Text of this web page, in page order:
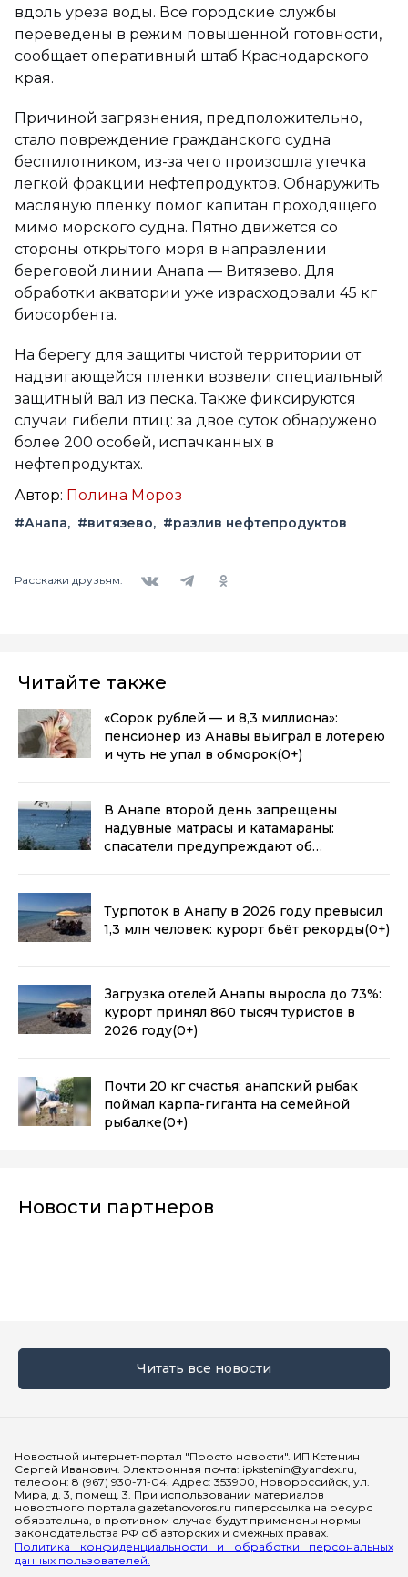
вдоль уреза воды. Все городские службы
переведены в режим повышенной готовности,
сообщает оперативный штаб Краснодарского
края.
Причиной загрязнения, предположительно,
стало повреждение гражданского судна
беспилотником, из-за чего произошла утечка
легкой фракции нефтепродуктов. Обнаружить
масляную пленку помог капитан проходящего
мимо морского судна. Пятно движется со
стороны открытого моря в направлении
береговой линии Анапа — Витязево. Для
обработки акватории уже израсходовали 45 кг
биосорбента.
На берегу для защиты чистой территории от
надвигающейся пленки возвели специальный
защитный вал из песка. Также фиксируются
случаи гибели птиц: за двое суток обнаружено
более 200 особей, испачканных в
нефтепродуктах.
Автор: Полина Мороз
#Анапа #витязево #разлив нефтепродуктов
Расскажи друзьям:
Читайте также
«Сорок рублей — и 8,3 миллиона»:
пенсионер из Анавы выиграл в лотерею
и чуть не упал в обморок(0+)
В Анапе второй день запрещены
надувные матрасы и катамараны:
спасатели предупреждают об
Турпоток в Анапу в 2026 году превысил
1,3 млн человек: курорт бьёт рекорды(0+)
Загрузка отелей Анапы выросла до 73%:
курорт принял 860 тысяч туристов в
2026 году(0+)
Почти 20 кг счастья: анапский рыбак
поймал карпа-гиганта на семейной
рыбалке(0+)
Новости партнеров
Читать все новости
Новостной интернет-портал "Просто новости". ИП Кстенин
Сергей Иванович. Электронная почта: ipkstenin@yandex.ru,
телефон: 8 (967) 930-71-04. Адрес: 353900, Новороссийск, ул.
Мира, д. 3, помещ. 3. При использовании материалов
новостного портала gazetanovoros.ru гиперссылка на ресурс
обязательна, в противном случае будут применены нормы
законодательства РФ об авторских и смежных правах.
Политика конфиденциальности и обработки персональных
данных пользователей.